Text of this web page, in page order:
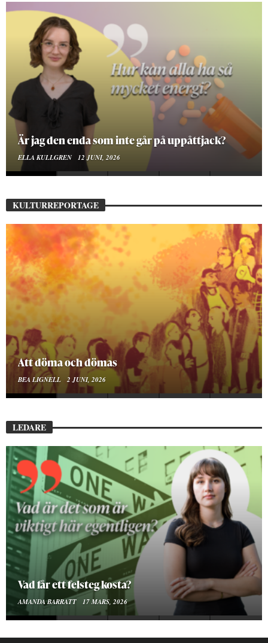
På stadsbiblioteket hittar jag det mänskliga
MOA LINDROTH 10 JUNI, 2026
KULTURREPORTAGE
Mellan ånger och ältande
BEA LIGNELL 23 MARS, 2026
LEDARE
Att vara en kropp
SMILLA SUNDÉN PETTERSSON 30 JANUARI, 2026